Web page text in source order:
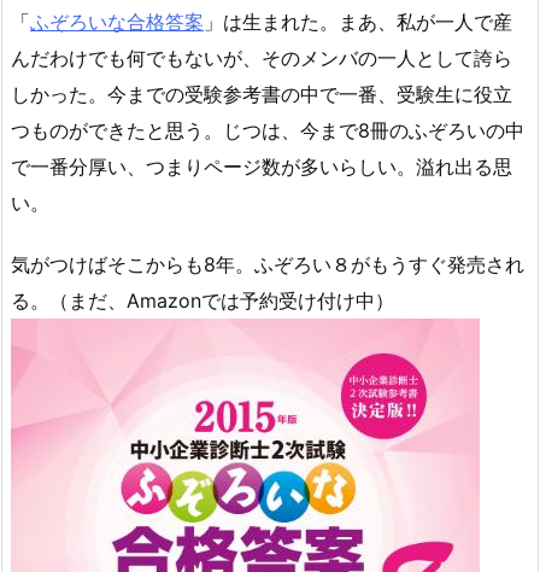
「ふぞろいな合格答案 」は生まれた。まあ、私が一人で産
んだわけでも何でもないが、そのメンバの一人として誇ら
しかった。今までの受験参考書の中で一番、受験生に役立
つものができたと思う。じつは、今まで8冊のふぞろいの中
で一番分厚い、つまりページ数が多いらしい。溢れ出る思
い。
気がつけばそこからも8年。ふぞろい８がもうすぐ発売され
る。（まだ、Amazonでは予約受け付け中）